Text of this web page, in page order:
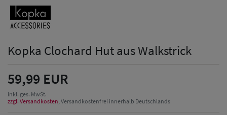
Kopka Clochard Hut aus Walkstrick
59,99 EUR
inkl. ges. MwSt.
zzgl. Versandkosten , Versandkostenfrei innerhalb Deutschlands